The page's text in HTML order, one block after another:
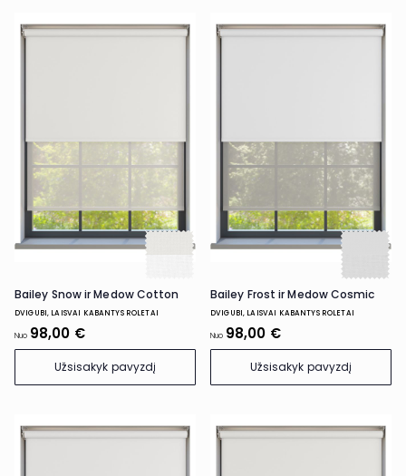
Bailey Snow ir Medow Cotton
DVIGUBI, LAISVAI KABANTYS ROLETAI
Nuo 98,00 €
Užsisakyk pavyzdį
Bailey Frost ir Medow Cosmic
DVIGUBI, LAISVAI KABANTYS ROLETAI
Nuo 98,00 €
Užsisakyk pavyzdį